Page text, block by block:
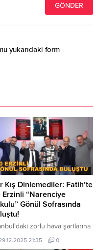
yukarıdaki form
Kış Dinlemediler: Fatih’te
“Narenciye
Gönül Sofrasında
zorlu hava şartlarına
80’den fazla Erzinli,
dayanışma yemeğinde
21:35 0